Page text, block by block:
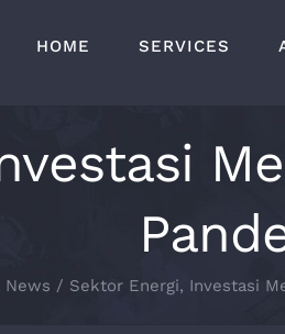
HOME SERVICES
News Sektor Energi, Investasi